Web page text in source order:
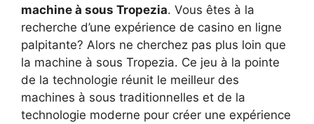
machine à sous Tropezia. Vous êtes à la
recherche d’une expérience de casino en ligne
palpitante? Alors ne cherchez pas plus loin que
la machine à sous Tropezia. Ce jeu à la pointe
de la technologie réunit le meilleur des
machines à sous traditionnelles et de la
technologie moderne pour créer une expérience